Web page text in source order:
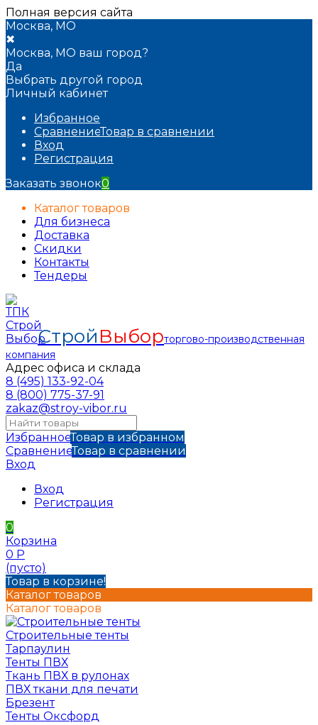
Полная версия сайта
Москва, МО
✖
Москва, МО ваш город?
Да
Выбрать другой город
Личный кабинет
Избранное
СравнениеТовар в сравнении
Вход
Регистрация
Заказать звонок0
Каталог товаров
Для бизнеса
Доставка
Скидки
Контакты
Тендеры
СтройВыборторгово-производственная
компания
Адрес офиса и склада
8 (495) 133-92-04
8 (800) 775-37-91
zakaz@stroy-vibor.ru
ИзбранноеТовар в избранном
СравнениеТовар в сравнении
Вход
Вход
Регистрация
0
Корзина
0 Р
(пусто)
Товар в корзине!
Каталог товаров
Каталог товаров
Строительные тенты
Тарпаулин
Тенты ПВХ
Ткань ПВХ в рулонах
ПВХ ткани для печати
Брезент
Тенты Оксфорд